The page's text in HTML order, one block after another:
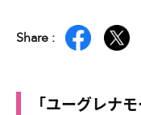
Share :
「ユーグレナ